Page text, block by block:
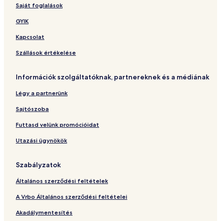
a
B
I
O
t
e
n
t
m
e
n
t
r
t
m
e
t
a
r
t
m
n
a
r
e
a
i
a
M
r
e
l
Saját foglalások
GYIK
Kapcsolat
Szállások értékelése
Információk szolgáltatóknak, partnereknek és a médiának
Légy a partnerünk
Sajtószoba
Futtasd velünk promócióidat
Utazási ügynökök
Szabályzatok
Általános szerződési feltételek
A Vrbo Általános szerződési feltételei
Akadálymentesítés